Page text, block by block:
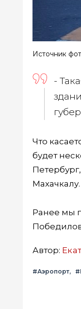
Источник
-
Что
будет
Ранее мы
Автор:
#Аэропорт